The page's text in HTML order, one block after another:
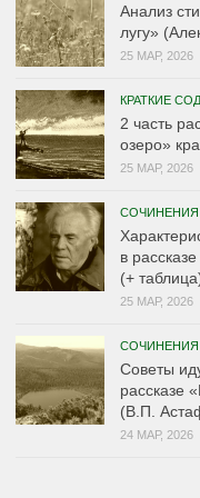
Анализ
лугу»
25 МАР, 2026
КРАТКИЕ
2 часть
озеро»
25 МАР, 2026
СОЧИНЕНИЯ
в
(+
25 МАР, 2026
СОЧИНЕНИЯ
Советы
рассказе
(В.П.
24 МАР, 2026